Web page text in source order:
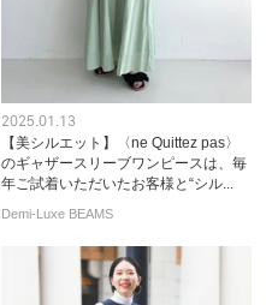
2025.01.13
【美シルエット】〈ne Quittez pas〉
のギャザースリーブワンピースは、毎
年ご試着いただいたお客様と“シル...
Demi-Luxe BEAMS